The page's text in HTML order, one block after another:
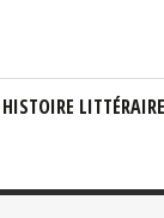
HISTOIRE LITTÉRAIRE